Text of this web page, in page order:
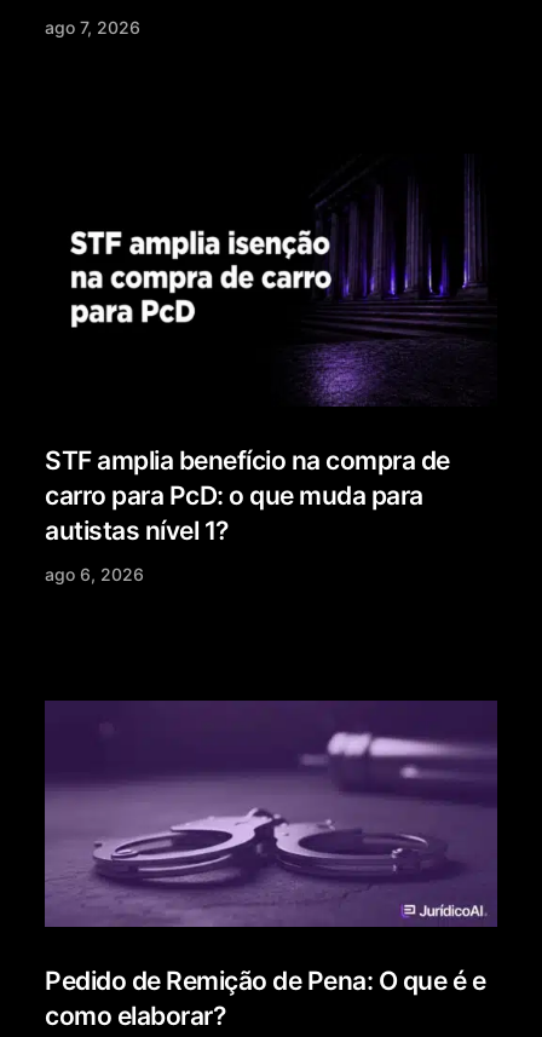
ago 7, 2026
STF amplia benefício na compra de
carro para PcD: o que muda para
autistas nível 1?
ago 6, 2026
Pedido de Remição de Pena: O que é e
como elaborar?